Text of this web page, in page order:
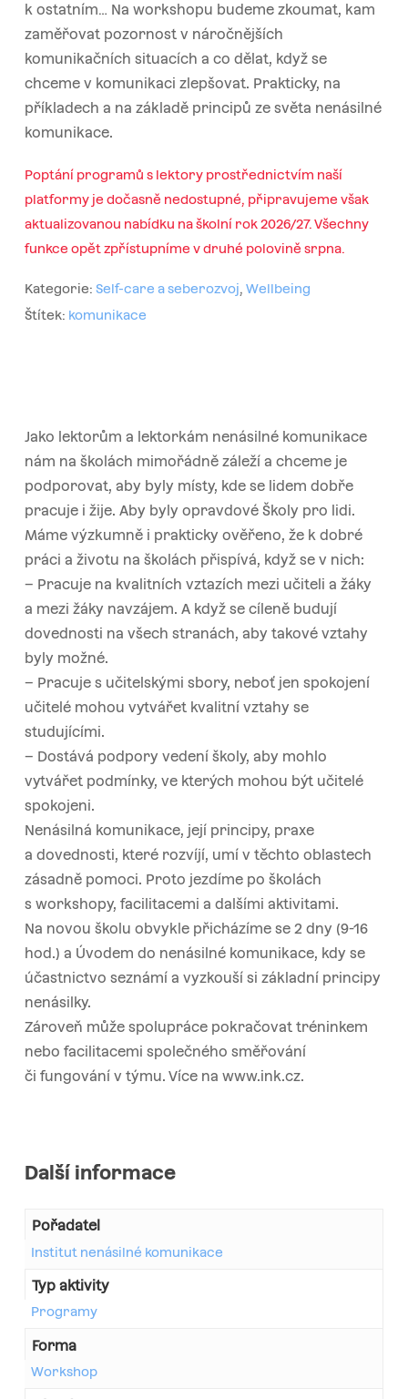
k ostatním… Na workshopu budeme zkoumat, kam
zaměřovat pozornost v náročnějších
komunikačních situacích a co dělat, když se
chceme v komunikaci zlepšovat. Prakticky, na
příkladech a na základě principů ze světa nenásilné
komunikace.
Poptání programů s lektory prostřednictvím naší
platformy je dočasně nedostupné, připravujeme však
aktualizovanou nabídku na školní rok 2026/27. Všechny
funkce opět zpřístupníme v druhé polovině srpna.
Kategorie: Self-care a seberozvoj, Wellbeing
Štítek: komunikace
Jako lektorům a lektorkám nenásilné komunikace
nám na školách mimořádně záleží a chceme je
podporovat, aby byly místy, kde se lidem dobře
pracuje i žije. Aby byly opravdové Školy pro lidi.
Máme výzkumně i prakticky ověřeno, že k dobré
práci a životu na školách přispívá, když se v nich:
– Pracuje na kvalitních vztazích mezi učiteli a žáky
a mezi žáky navzájem. A když se cíleně budují
dovednosti na všech stranách, aby takové vztahy
byly možné.
– Pracuje s učitelskými sbory, neboť jen spokojení
učitelé mohou vytvářet kvalitní vztahy se
studujícími.
– Dostává podpory vedení školy, aby mohlo
vytvářet podmínky, ve kterých mohou být učitelé
spokojeni.
Nenásilná komunikace, její principy, praxe
a dovednosti, které rozvíjí, umí v těchto oblastech
zásadně pomoci. Proto jezdíme po školách
s workshopy, facilitacemi a dalšími aktivitami.
Na novou školu obvykle přicházíme se 2 dny (9-16
hod.) a Úvodem do nenásilné komunikace, kdy se
účastnictvo seznámí a vyzkouší si základní principy
nenásilky.
Zároveň může spolupráce pokračovat tréninkem
nebo facilitacemi společného směřování
či fungování v týmu. Více na www.ink.cz.
Další informace
Pořadatel
Institut nenásilné komunikace
Typ aktivity
Programy
Forma
Workshop